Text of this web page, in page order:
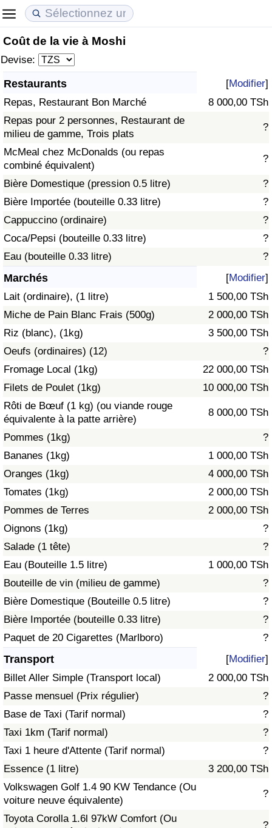
Coût de la vie à Moshi
Devise:
Restaurants [Modifier]
Repas, Restaurant Bon Marché
8 000,00 TSh
Repas pour 2 personnes, Restaurant de
milieu de gamme, Trois plats
?
McMeal chez McDonalds (ou repas
combiné équivalent)
?
Bière Domestique (pression 0.5 litre)
?
Bière Importée (bouteille 0.33 litre)
?
Cappuccino (ordinaire)
?
Coca/Pepsi (bouteille 0.33 litre)
?
Eau (bouteille 0.33 litre)
?
Marchés [Modifier]
Lait (ordinaire), (1 litre)
1 500,00 TSh
Miche de Pain Blanc Frais (500g)
2 000,00 TSh
Riz (blanc), (1kg)
3 500,00 TSh
Oeufs (ordinaires) (12)
?
Fromage Local (1kg)
22 000,00 TSh
Filets de Poulet (1kg)
10 000,00 TSh
Rôti de Bœuf (1 kg) (ou viande rouge
équivalente à la patte arrière)
8 000,00 TSh
Pommes (1kg)
?
Bananes (1kg)
1 000,00 TSh
Oranges (1kg)
4 000,00 TSh
Tomates (1kg)
2 000,00 TSh
Pommes de Terres
2 000,00 TSh
Oignons (1kg)
?
Salade (1 tête)
?
Eau (Bouteille 1.5 litre)
1 000,00 TSh
Bouteille de vin (milieu de gamme)
?
Bière Domestique (Bouteille 0.5 litre)
?
Bière Importée (bouteille 0.33 litre)
?
Paquet de 20 Cigarettes (Marlboro)
?
Transport [Modifier]
Billet Aller Simple (Transport local)
2 000,00 TSh
Passe mensuel (Prix régulier)
?
Base de Taxi (Tarif normal)
?
Taxi 1km (Tarif normal)
?
Taxi 1 heure d'Attente (Tarif normal)
?
Essence (1 litre)
3 200,00 TSh
Volkswagen Golf 1.4 90 KW Tendance (Ou
voiture neuve équivalente)
?
Toyota Corolla 1.6l 97kW Comfort (Ou
?
Coût de la vie
Indice du Coût de la Vie
Indice du coût de la vie par pays
à Akaba
Prix de l'immobilier
Indice des Prix de l'immobilier
Indice des Prix de l'immobilier par Pays
Qualité de Vie
Indice de Qualité de Vie (Actuel)
Indice de qualité de vie par pays
Criminalité
Indice de Criminalité (Actuel)
Indice de Criminalité
Indice de criminalité par pays
Soins de santé
Indice des soins de santé (Actuel)
Indice des soins de santé
Indice des soins de santé par Pays
Pollution
Indice de pollution
Indice de Pollution par Pays
Trafic
Indice de Trafic
Indice de Trafic (Actuel)
Indice de Trafic par Pays